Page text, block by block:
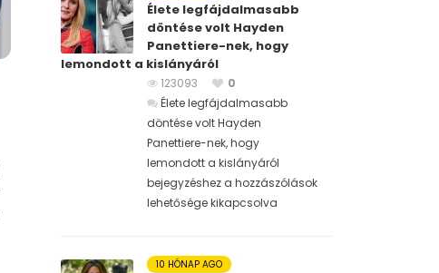
Élete legfájdalmasabb
döntése volt Hayden
Panettiere-nek, hogy
lemondott a kislányáról
123093
0
Élete legfájdalmasabb
döntése volt Hayden
Panettiere-nek, hogy
lemondott a kislányáról
bejegyzéshez a hozzászólások
lehetősége kikapcsolva
10 HÓNAP AGO